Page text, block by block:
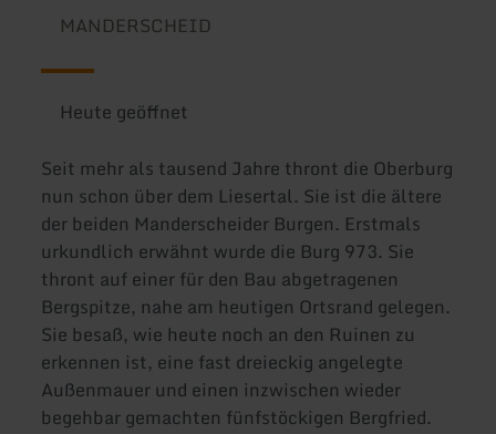
MANDERSCHEID
Heute geöffnet
Seit mehr als tausend Jahre thront die Oberburg
nun schon über dem Liesertal. Sie ist die ältere
der beiden Manderscheider Burgen. Erstmals
urkundlich erwähnt wurde die Burg 973. Sie
thront auf einer für den Bau abgetragenen
Bergspitze, nahe am heutigen Ortsrand gelegen.
Sie besaß, wie heute noch an den Ruinen zu
erkennen ist, eine fast dreieckig angelegte
Außenmauer und einen inzwischen wieder
begehbar gemachten fünfstöckigen Bergfried.